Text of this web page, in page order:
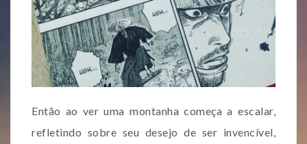
Então ao ver uma montanha começa a escalar,
refletindo sobre seu desejo de ser invencível,